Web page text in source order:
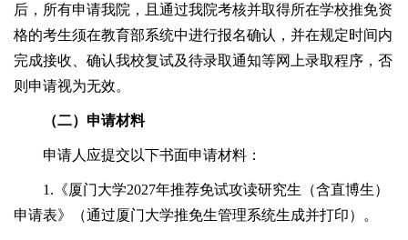
后，所有申请我院，且通过我院考核并取得所在学校推免资
格的考生须在教育部系统中进行报名确认，并在规定时间内
完成接收、确认我校复试及待录取通知等网上录取程序，否
则申请视为无效。
（二）申请材料
申请人应提交以下书面申请材料：
1.《厦门大学2027年推荐免试攻读研究生（含直博生）
申请表》（通过厦门大学推免生管理系统生成并打印）。